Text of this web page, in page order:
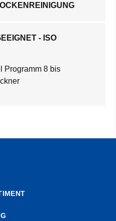
- ISO
Programm 8 bis